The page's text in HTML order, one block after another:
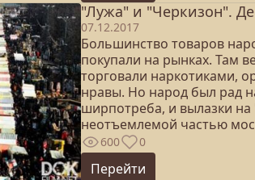
"Лужа" и "Черкизон".
07.12.2017
Большинство товаров
покупали на рынках. Там
торговали наркотиками,
нравы. Но народ был рад
ширпотреба, и вылазки
неотъемлемой частью
600 0
Перейти